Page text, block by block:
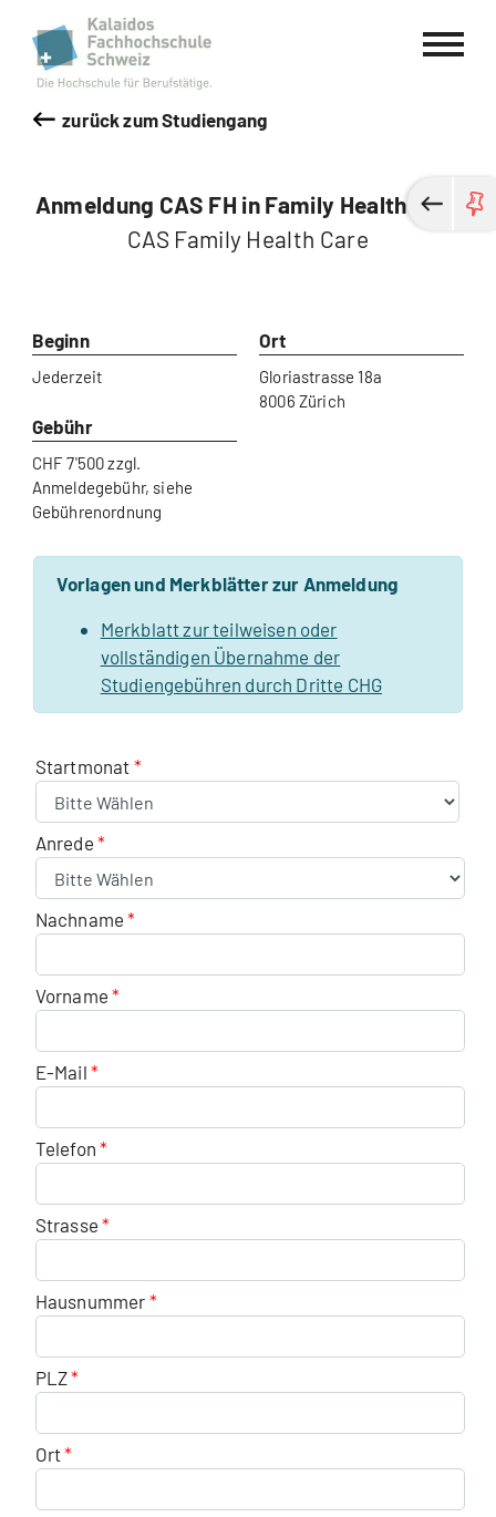
Kalaidos Fachhochschule Schweiz
zurück zum Studiengang
Anmeldung CAS FH in Family Health Care
CAS Family Health Care
Beginn
Jederzeit
Ort
Gloriastrasse 18a
8006 Zürich
Gebühr
CHF 7'500 zzgl.
Anmeldegebühr, siehe
Gebührenordnung
Vorlagen und Merkblätter zur Anmeldung
Merkblatt zur teilweisen oder
vollständigen Übernahme der
Studiengebühren durch Dritte CHG
Startmonat
Anrede
Nachname
Vorname
E-Mail
Telefon
Strasse
Hausnummer
PLZ
Ort